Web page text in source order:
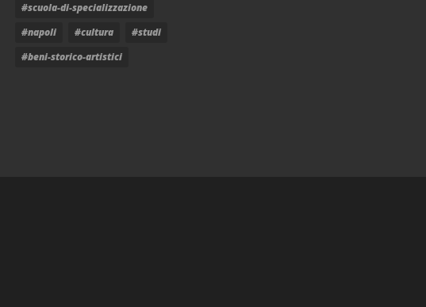
#scuola-di-specializzazione
#napoli
#cultura
#studi
#beni-storico-artistici